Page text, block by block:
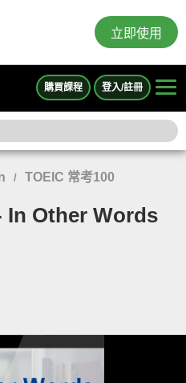
立即使用
購買課程 登入/註冊
/ TOEIC 常考100
In Other Words